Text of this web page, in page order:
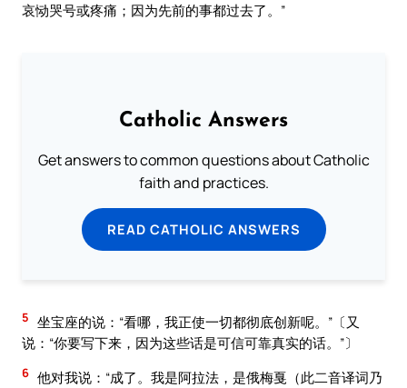
哀恸哭号或疼痛；因为先前的事都过去了。”
Catholic Answers
Get answers to common questions about Catholic
faith and practices.
READ CATHOLIC ANSWERS
5 坐宝座的说：“看哪，我正使一切都彻底创新呢。”〔又
说：“你要写下来，因为这些话是可信可靠真实的话。”〕
6 他对我说：“成了。我是阿拉法，是俄梅戛（此二音译词乃